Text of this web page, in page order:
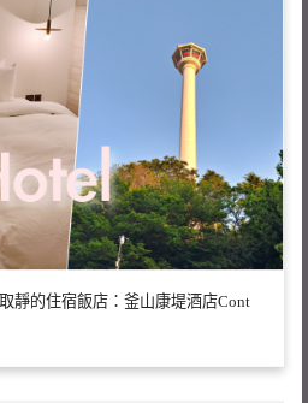
靜的住宿飯店：釜山康堤酒店Cont